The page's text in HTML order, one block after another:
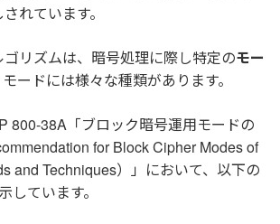
れています。
リズムは、暗号処理に際し特定のモー
ードには様々な種類があります。
800-38A「ブロック暗号運用モードの
for Block Cipher Modes of
and Techniques）」において、以下の
しています。